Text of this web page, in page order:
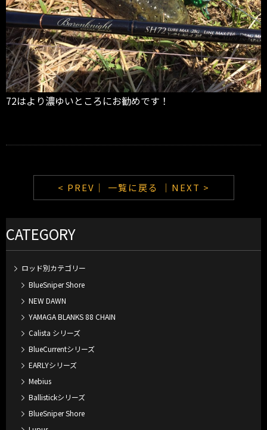
72はより濃ゆいところにお勧めです！
< PREV｜ 一覧に戻る ｜NEXT >
CATEGORY
ロッド別カテゴリー
BlueSniper Shore
NEW DAWN
YAMAGA BLANKS 88 CHAIN
Calista シリーズ
BlueCurrentシリーズ
EARLYシリーズ
Mebius
Ballistickシリーズ
BlueSniper Shore